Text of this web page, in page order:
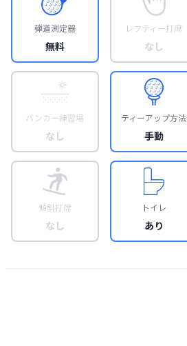
弾道測定器
無料
レフティー打席
なし
バンカー練習場
なし
ティーアップ方法
手動
傾斜打席
なし
トイレ
あり